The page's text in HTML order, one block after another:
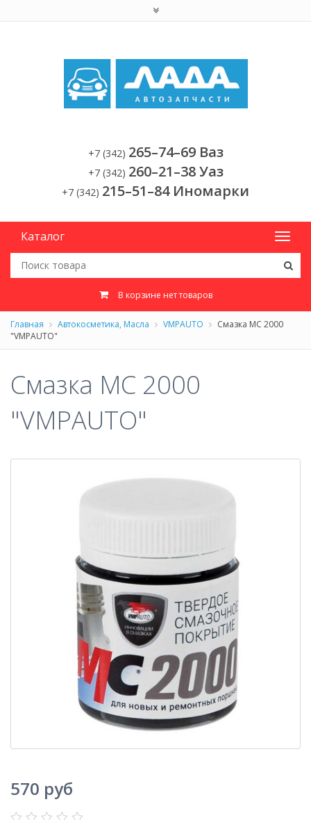
+7 (342) 265–74–69 Ваз
+7 (342) 260–21–38 Уаз
+7 (342) 215–51–84 Иномарки
Каталог
В корзине нет товаров
Главная Автокосметика, Масла VMPAUTO
Смазка МС 2000
"VMPAUTO"
Смазка МС 2000
"VMPAUTO"
570 руб